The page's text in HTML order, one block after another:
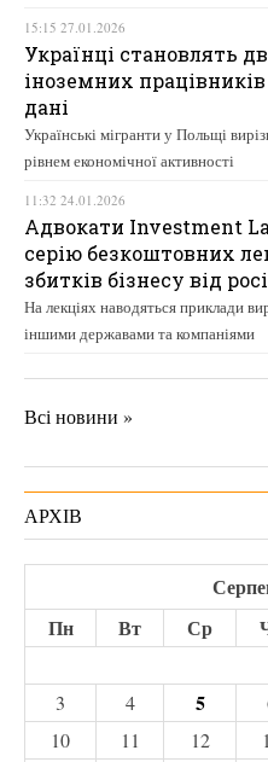
15:15 27.01.2026
Українці становлять
іноземних
дані
Українські мігранти у Польщі
рівнем економічної активності
11:32 24.01.2026
Адвокати Investment
серію безкоштовних
збитків бізнесу від
На лекціях наводяться приклади
іншими державами та компаніями
Всі новини »
АРХІВ
Пн
Вт Ср
3
4 5
10
11 12